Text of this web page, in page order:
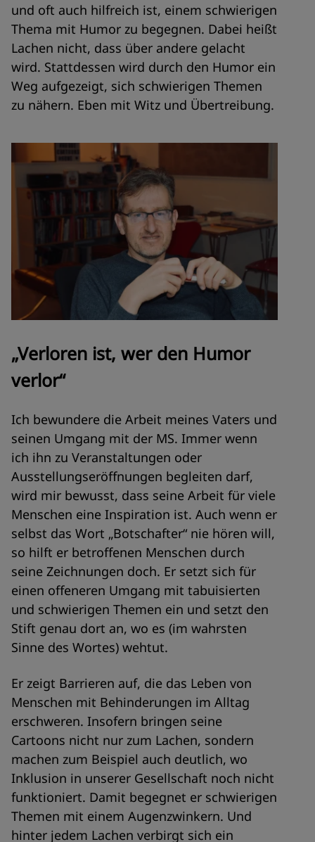
und oft auch hilfreich ist, einem schwierigen
Thema mit Humor zu begegnen. Dabei heißt
Lachen nicht, dass über andere gelacht
wird. Stattdessen wird durch den Humor ein
Weg aufgezeigt, sich schwierigen Themen
zu nähern. Eben mit Witz und Übertreibung.
„Verloren ist, wer den Humor
verlor“
Ich bewundere die Arbeit meines Vaters und
seinen Umgang mit der MS. Immer wenn
ich ihn zu Veranstaltungen oder
Ausstellungseröffnungen begleiten darf,
wird mir bewusst, dass seine Arbeit für viele
Menschen eine Inspiration ist. Auch wenn er
selbst das Wort „Botschafter“ nie hören will,
so hilft er betroffenen Menschen durch
seine Zeichnungen doch. Er setzt sich für
einen offeneren Umgang mit tabuisierten
und schwierigen Themen ein und setzt den
Stift genau dort an, wo es (im wahrsten
Sinne des Wortes) wehtut.
Er zeigt Barrieren auf, die das Leben von
Menschen mit Behinderungen im Alltag
erschweren. Insofern bringen seine
Cartoons nicht nur zum Lachen, sondern
machen zum Beispiel auch deutlich, wo
Inklusion in unserer Gesellschaft noch nicht
funktioniert. Damit begegnet er schwierigen
Themen mit einem Augenzwinkern. Und
hinter jedem Lachen verbirgt sich ein